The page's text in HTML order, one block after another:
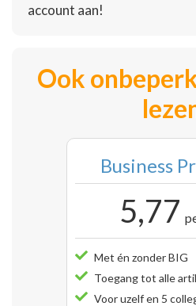
account aan!
Ook
Business
5,77
Met én zonder BIG
Toegang tot alle
Voor uzelf en 5